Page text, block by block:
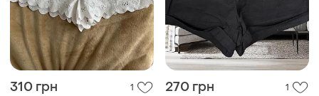
310 грн 1 270 грн 1